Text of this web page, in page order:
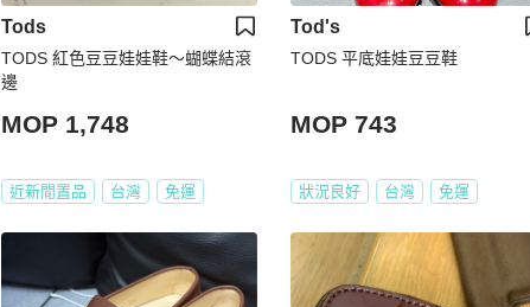
Tods
TODS 紅色豆豆娃娃鞋～蝴蝶結滾
邊
MOP 1,748
近新閒置品 台灣 免運
Tod's
TODS 平底娃娃豆豆鞋
MOP 743
狀況良好 台灣 免運